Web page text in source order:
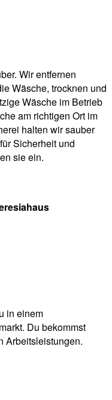
Wir entfernen
Wäsche, trocknen und
Wäsche im Betrieb
am richtigen Ort im
halten wir sauber
Sicherheit und
sie ein.
in einem
Du bekommst
Arbeitsleistungen.